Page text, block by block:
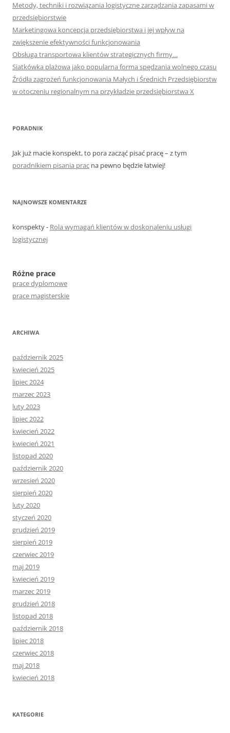
Metody, techniki i rozwiązania logistyczne zarządzania zapasami w
przedsiębiorstwie
Marketingowa koncepcja przedsiębiorstwa i jej wpływ na
zwiększenie efektywności funkcjonowania
Obsługa transportowa klientów strategicznych firmy…
Siatkówka plażowa jako popularna forma spędzania wolnego czasu
Źródła zagrożeń funkcjonowania Małych i Średnich Przedsiębiorstw
w otoczeniu regionalnym na przykładzie przedsiębiorstwa X
PORADNIK
Jak już macie konspekt, to pora zacząć pisać pracę – z tym
poradnikiem pisania prac na pewno będzie łatwiej!
NAJNOWSZE KOMENTARZE
konspekty- Rola wymagań klientów w doskonaleniu usługi
logistycznej
Różne prace
prace dyplomowe
prace magisterskie
ARCHIWA
październik 2025
kwiecień 2025
lipiec 2024
marzec 2023
luty 2023
lipiec 2022
kwiecień 2022
kwiecień 2021
listopad 2020
październik 2020
wrzesień 2020
sierpień 2020
luty 2020
styczeń 2020
grudzień 2019
sierpień 2019
czerwiec 2019
maj 2019
kwiecień 2019
marzec 2019
grudzień 2018
listopad 2018
październik 2018
lipiec 2018
czerwiec 2018
maj 2018
kwiecień 2018
KATEGORIE